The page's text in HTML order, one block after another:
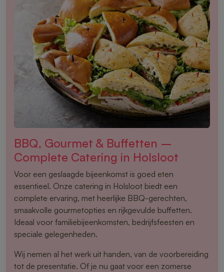
BBQ, Gourmet & Buffetten –
Complete Catering in Holsloot
Voor een geslaagde bijeenkomst is goed eten
essentieel. Onze catering in Holsloot biedt een
complete ervaring, met heerlijke BBQ-gerechten,
smaakvolle gourmetopties en rijkgevulde buffetten.
Ideaal voor familiebijeenkomsten, bedrijfsfeesten en
speciale gelegenheden.
Wij nemen al het werk uit handen, van de voorbereiding
tot de presentatie. Of je nu gaat voor een zomerse